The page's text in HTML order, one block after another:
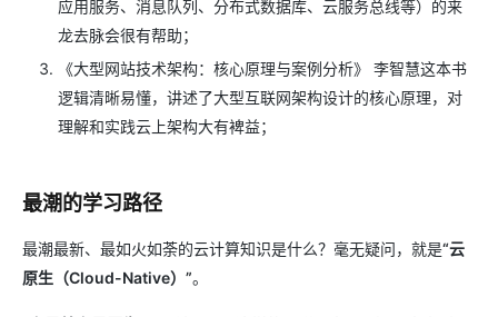
应用服务、消息队列、分布式数据库、云服务总线等）的来
龙去脉会很有帮助；
《大型网站技术架构：核心原理与案例分析》 李智慧这本书
逻辑清晰易懂，讲述了大型互联网架构设计的核心原理，对
理解和实践云上架构大有裨益；
最潮的学习路径
最潮最新、最如火如荼的云计算知识是什么？毫无疑问，就是“云
原生（Cloud-Native）”。